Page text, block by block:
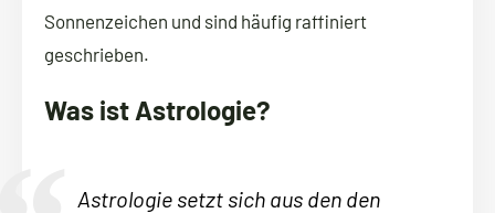
Sonnenzeichen und sind häufig raffiniert
geschrieben.
Was ist Astrologie?
Astrologie setzt sich aus den den